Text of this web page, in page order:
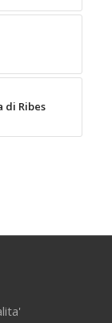
di Ribes